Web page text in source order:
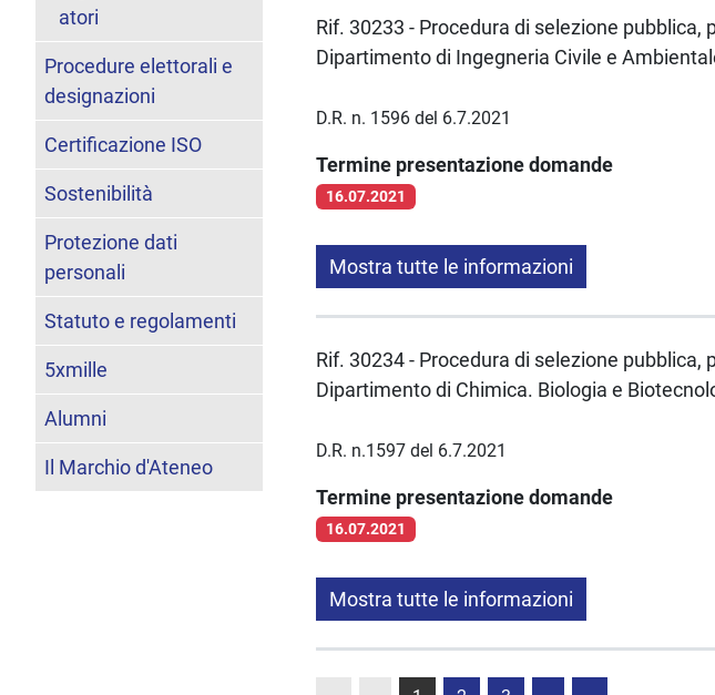
Rif. 30233 - Procedura di selezione pubblica,
Dipartimento di Ingegneria Civile e
D.R. n. 1596 del 6.7.2021
Termine presentazione domande
16.07.2021
Mostra tutte le informazioni
Rif. 30234 - Procedura di selezione pubblica,
Dipartimento di Chimica. Biologia e
D.R. n.1597 del 6.7.2021
Termine presentazione domande
16.07.2021
Mostra tutte le informazioni
atori
Procedure elettorali e
designazioni
Certificazione ISO
Sostenibilità
Protezione dati
personali
Statuto e regolamenti
5xmille
Alumni
Il Marchio d'Ateneo